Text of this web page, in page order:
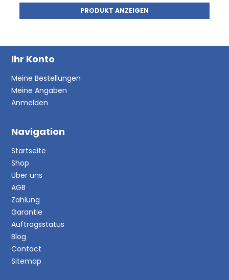
PRODUKT ANZEIGEN
Ihr Konto
Meine Bestellungen
Meine Angaben
Anmelden
Navigation
Startseite
Shop
Über uns
AGB
Zahlung
Garantie
Auftragsstatus
Blog
Contact
Sitemap